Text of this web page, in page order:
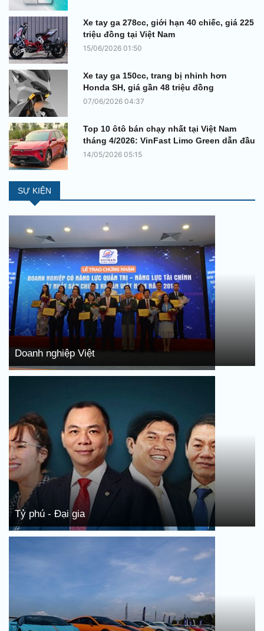
Xe tay ga 278cc, giới hạn 40 chiếc, giá 225
triệu đồng tại Việt Nam
15/06/2026 01:50
Xe tay ga 150cc, trang bị nhỉnh hơn
Honda SH, giá gần 48 triệu đồng
07/06/2026 04:37
Top 10 ôtô bán chạy nhất tại Việt Nam
tháng 4/2026: VinFast Limo Green dẫn đầu
14/05/2026 05:15
SỰ KIỆN
Doanh nghiệp Việt
Tỷ phú - Đại gia